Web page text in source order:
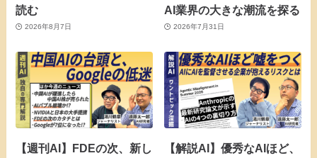
読む
2026年8月7日
AI業界の大きな潮流を探る
2026年7月31日
【週刊AI】FDEの次、新し
【解説AI】優秀なAIほど、